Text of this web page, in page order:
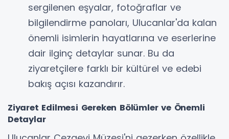
sergilenen eşyalar, fotoğraflar ve
bilgilendirme panoları, Ulucanlar'da kalan
önemli isimlerin hayatlarına ve eserlerine
dair ilginç detaylar sunar. Bu da
ziyaretçilere farklı bir kültürel ve edebi
bakış açısı kazandırır.
Ziyaret Edilmesi Gereken Bölümler ve Önemli
Detaylar